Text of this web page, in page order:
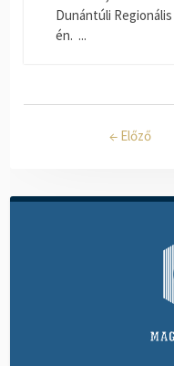
Dunántúli
én. ...
← Előző